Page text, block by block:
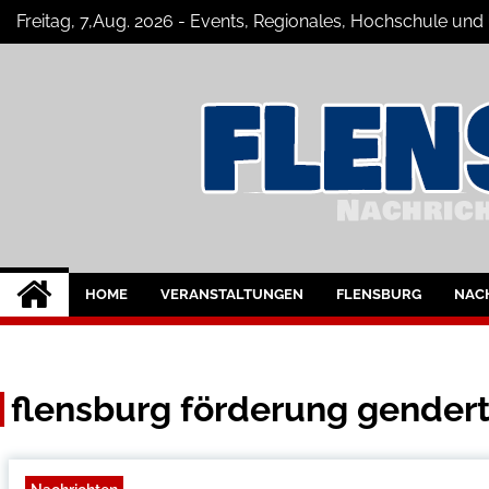
SkipFreitag, 7,Aug. 2026 - Events, Regionales, Hochschule
Flensburg-Szene
Nachrichten für Flensburg und
HOME VERANSTALTUNGEN FLENSBURG
flensburg förderung